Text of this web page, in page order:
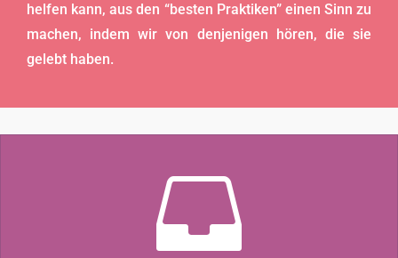
helfen kann, aus den “besten Praktiken” einen Sinn zu
machen, indem wir von denjenigen hören, die sie
gelebt haben.
